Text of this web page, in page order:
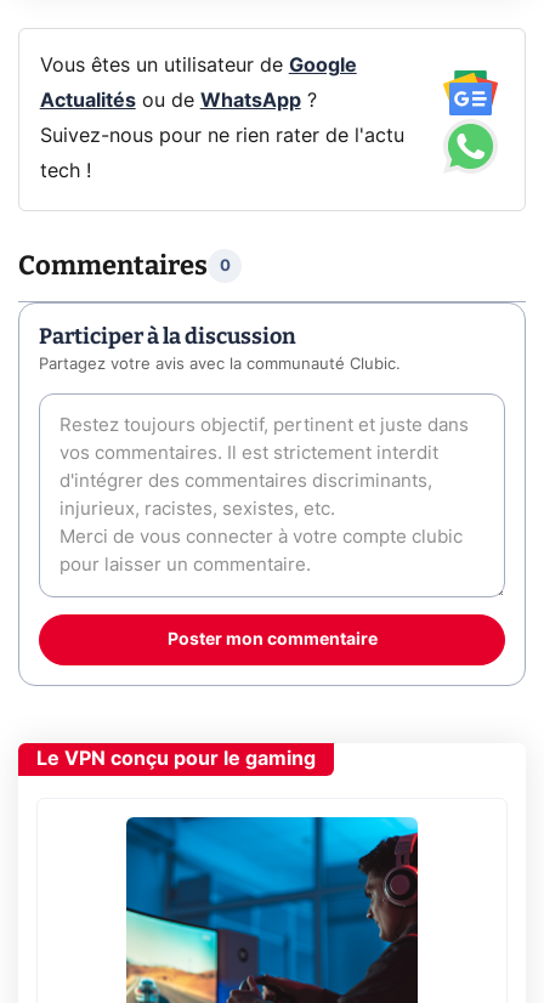
Vous êtes un utilisateur de Google
Actualitésou de WhatsApp?
Suivez-nous pour ne rien rater de l'actu
tech !
Commentaires 0
Participer à la discussion
Partagez votre avis avec la communauté Clubic.
Poster mon commentaire
Le VPN conçu pour le gaming